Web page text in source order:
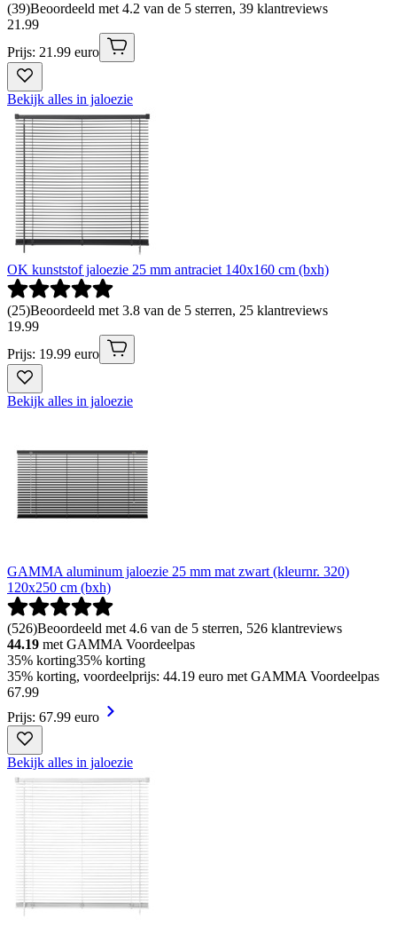
(39)Beoordeeld met 4.2 van de 5 sterren, 39 klantreviews
21 .99
Prijs: 21.99 euro
Bekijk alles in jaloezie
OK kunststof jaloezie 25 mm antraciet 140x160 cm (bxh)
(25)Beoordeeld met 3.8 van de 5 sterren, 25 klantreviews
19.99
Prijs: 19.99 euro
Bekijk alles in jaloezie
GAMMA aluminum jaloezie 25 mm mat zwart (kleurnr. 320)
120x250 cm (bxh)
(526)Beoordeeld met 4.6 van de 5 sterren, 526 klantreviews
44.19 met GAMMA Voordeelpas
35% korting35% korting
35% korting, voordeelprijs: 44.19 euro met GAMMA Voordeelpas
67.99
Prijs: 67.99 euro
Bekijk alles in jaloezie